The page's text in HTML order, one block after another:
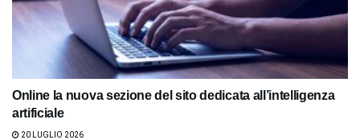
Online la nuova sezione del sito dedicata all’intelligenza
artificiale
20 LUGLIO 2026